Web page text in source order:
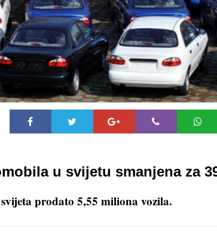
u svijetu smanjena za
prodato 5,55 miliona vozila.